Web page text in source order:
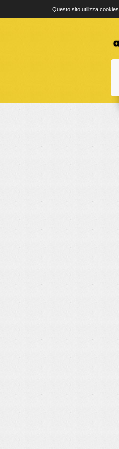
Questo sito utilizza